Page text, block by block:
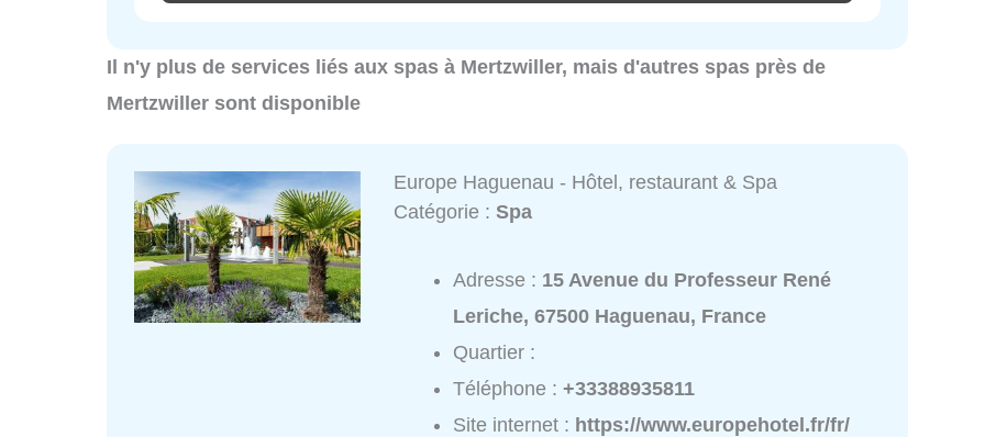
Il n'y plus de services liés aux spas à Mertzwiller, mais d'autres spas près de
Mertzwiller sont disponible
Europe Haguenau - Hôtel, restaurant & Spa
Catégorie :Spa
Adresse : 15 Avenue du Professeur René
Leriche, 67500 Haguenau, France
Quartier :
Téléphone :+33388935811
Site internet : https://www.europehotel.fr/fr/